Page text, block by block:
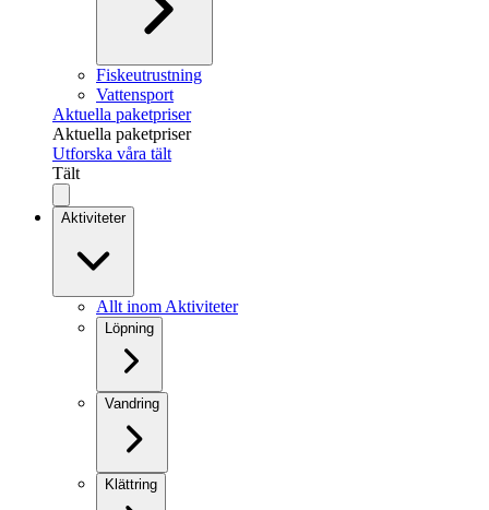
Fiskeutrustning
Vattensport
Aktuella paketpriser
Aktuella paketpriser
Utforska våra tält
Tält
Aktiviteter
Allt inom Aktiviteter
Löpning
Vandring
Klättring